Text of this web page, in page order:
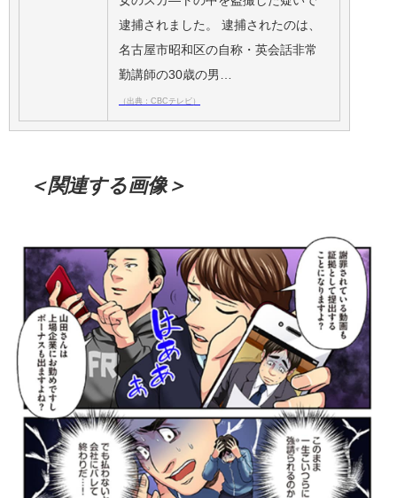
逮捕されました。 逮捕されたのは、
名古屋市昭和区の自称・英会話非常
勤講師の30歳の男…
（出典：CBCテレビ）
＜関連する画像＞